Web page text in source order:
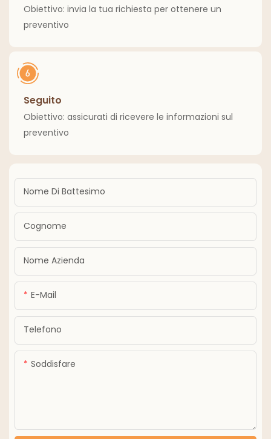
Obiettivo: invia la tua richiesta per ottenere un
preventivo
Seguito
Obiettivo: assicurati di ricevere le informazioni sul
preventivo
Nome Di Battesimo
Cognome
Nome Azienda
E-Mail
Telefono
Soddisfare